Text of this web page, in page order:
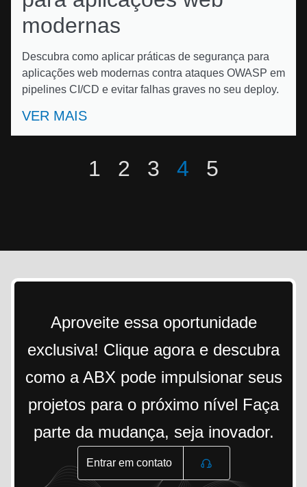
modernas
Descubra como aplicar práticas de segurança para
aplicações web modernas contra ataques OWASP em
pipelines CI/CD e evitar falhas graves no seu deploy.
VER MAIS
1 2 3 4 5
Aproveite essa oportunidade
exclusiva! Clique agora e descubra
como a ABX pode impulsionar seus
projetos para o próximo nível Faça
parte da mudança, seja inovador.
Entrar em contato